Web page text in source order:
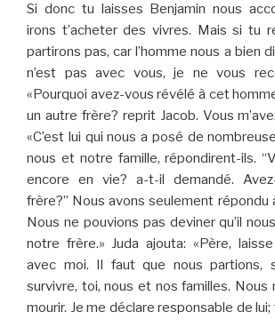
Si donc tu laisses Benjamin nous
irons t’acheter des vivres. Mais si tu
partirons pas, car l’homme nous a bien
n’est pas avec vous, je ne vous
«Pourquoi avez-vous révélé à cet
un autre frère? reprit Jacob. Vous
«C’est lui qui nous a posé de
nous et notre famille, répondirent-ils.
encore en vie? a-t-il demandé.
frère?” Nous avons seulement répondu
Nous ne pouvions pas deviner qu’il
notre frère.» Juda ajouta: «Père,
avec moi. Il faut que nous partions,
survivre, toi, nous et nos familles. Nous
mourir. Je me déclare responsable de